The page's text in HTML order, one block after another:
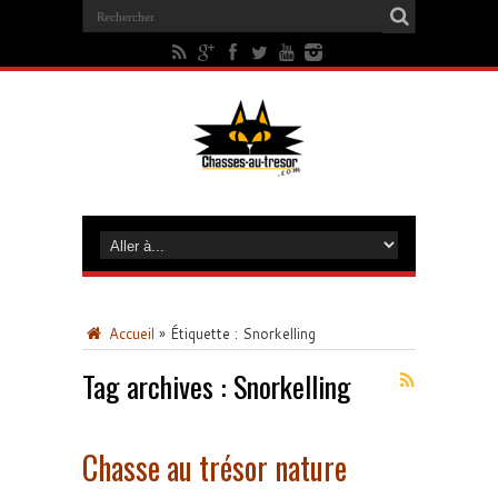
Accueil » Étiquette : Snorkelling
Tag archives : Snorkelling
Chasse au trésor nature